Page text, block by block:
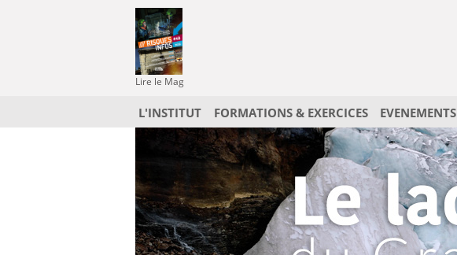
Lire le Mag
L'INSTITUT FORMATIONS & EXERCICES EVENEMENTS